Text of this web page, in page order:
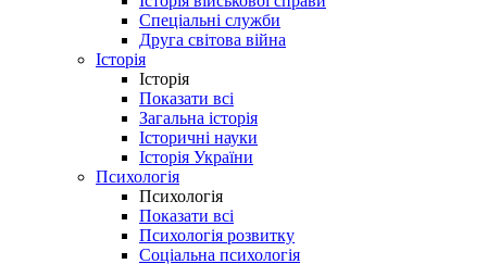
Спеціальні служби
Друга світова війна
Історія
Історія
Показати всі
Загальна історія
Історичні науки
Історія України
Психологія
Психологія
Показати всі
Психологія розвитку
Соціальна психологія